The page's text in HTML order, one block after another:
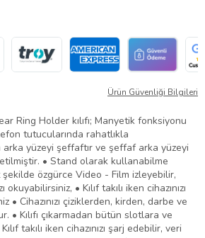
Ürün Güvenliği Bilgileri
Ring Holder kılıfı; Manyetik fonksiyonu
tutucularında rahatlıkla
arka yüzeyi şeffaftır ve şeffaf arka yüzeyi
• Stand olarak kullanabilme
özgürce Video - Film izleyebilir,
• Kılıf takılı iken cihazınızı
• Cihazınızı çiziklerden, kirden, darbe ve
• Kılıfı çıkarmadan bütün slotlara ve
takılı iken cihazınızı şarj edebilir, veri